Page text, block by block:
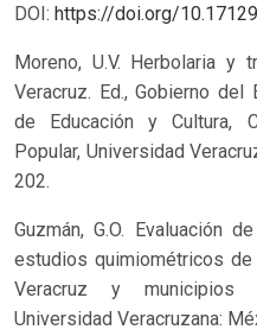
DOI: https://doi.org/
Moreno, U.V. Herbolaria y
Veracruz. Ed., Gobierno
de Educación y Cultura,
Popular, Universidad
202.
Guzmán, G.O. Evaluación
estudios quimiométricos
Veracruz y municipios
Universidad Veracruzana: